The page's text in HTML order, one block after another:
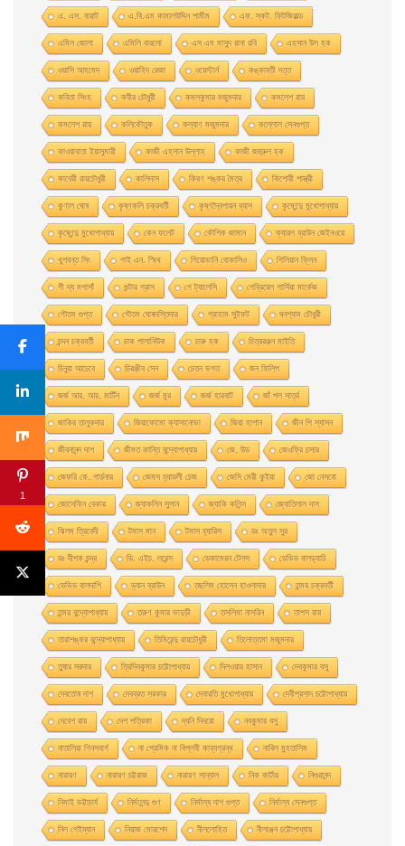
এ. এস. বায়াট এ.বি.এম কামালউদ্দিন শামীম এফ. স্কট. ফিটজিরাল্ড
এমিল জোলা এমিলি বারলো এস এম মাসুদ রানা রবি এহসান উল হক
ওয়াসি আহমেদ ওয়াহিদ রেজা ওয়েস্টার্ন কঙ্কাবতী দত্ত
কবিতা সিংহ কবীর চৌধুরী কমলকুমার মজুমদার কমলেশ রায়
কমলেশ রায় কলিকৌতুক কল্যাণ মজুমদার কল্লোল সেনগুপ্ত
কাওয়াবাতা ইয়াসুমারী কাজী এহসান উল্লাহ কাজী জহুরুল হক
কাবেরী রায়চৌধুরী কালিদাস কিরণ শঙ্কর মৈত্র কিশোরী শাস্ত্রী
কুণাল ঘোষ কৃষ্ণকলি চক্রবর্তী কৃষ্ণদ্বৈপায়ন ব্যাস কৃষ্ণেন্দু মুখােপাধ্যায়
কৃষ্ণেন্দু মুখোপাধ্যায় কেন ফলেট কৌশিক জামান ক্যারল ব্রাউন জেইনওয়ে
খুশবন্ত সিং গাই এন. স্মিথ গিয়ােভানি বােকাসিও গিলিয়ান ফ্লিন
গী দ্য মপাসাঁ গুন্টার গ্রাস গে ট্যালেসি গেব্রিয়েল গার্সিয়া মার্কেজ
গৌতম গুপ্ত গৌতম ঘোষদস্তিদার গ্রাহাম সুইফট ঘনশ্যাম চৌধুরী
চন্দন চক্রবর্তী চাক পালানিউক চারু হক চিত্ররঞ্জন মাইতি
চিনুয়া আচেবে চিরঞ্জীব সেন চেতন ভগত জন ফিলিপ
জর্জ আর. আর. মার্টিন জর্জ মুর জর্জ হারবাট জাঁ পল সার্ত্র
জাকির তালুকদার জিয়াকোমাে ক্যাসানােভা জিয়া হাশান জীন পি স্যাসন
জীবনানন্দ দাশ জীমত কান্তি বন্দ্যোপাধ্যায় জে. উড জেওফ্রি চসার
জেফরি কে. গার্ডনার জেমস হ্যাডলী চেজ জেসি মেরী কুইয়া জো নেসবো
জোসেফিন বেকার জ্যাকলিন সুসান জ্যাকি কলিন্স জ্যোতিলাল দাস
ঝিলম ত্রিবেদী টমাস মান টমাস হ্যারিস ডঃ অতুল সুর
ডঃ দীপক চন্দ্র ডি. এইচ. লরেন্স ডেকামেরন টেলস ডেভিড বালড্যাচি
ডেভিড বালদাশি ড্যান ব্রাউন তছলিম হোসেন হাওলাদার তন্ময় চক্রবর্তী
তন্ময় বন্দ্যোপাধ্যায় তরুণ কুমার ভাদুড়ী তসলিমা নাসরিন তাপস রায়
তারাশঙ্কর বন্দ্যোপাধ্যায় তিমিরেন্দু রায়চৌধুরী তিলোত্তমা মজুমদার
তুষার সরদার ত্রিদিবকুমার চট্টোপাধ্যায় দিলওয়ার হাসান দেবকুমার বসু
দেবতোষ দাশ দেবব্রত সরকার দেবারতি মুখােপাধ্যায় দেবীপ্রসাদ চট্টোপাধ্যায়
দেবেশ রায় দেশ পত্রিকা দ্যনি দিদরো নবকুমার বসু
নাতালিয়া গিনসবার্গ না প্রেমিক না বিপ্লবী কাব্যগ্রন্থ নাবিল মুহতাসিম
নারায়ণ নারায়ণ চট্টরাজ নারায়ণ সান্যাল নিক কার্টার নিগুরানন্দ
নিমাই ভট্টাচার্য নির্মলেন্দু গুণ নির্মাল্য দাশ গুপ্ত নির্মাল্য সেনগুপ্ত
নিল গেইম্যান নিয়াজ মোরশেদ নীললােহিত নীলাঞ্জন চট্টোপাধ্যায়
1